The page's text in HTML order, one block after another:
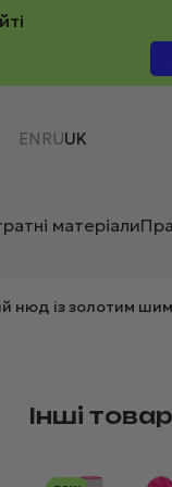
EN RUUK
матеріали
нюд із золотим
Інші